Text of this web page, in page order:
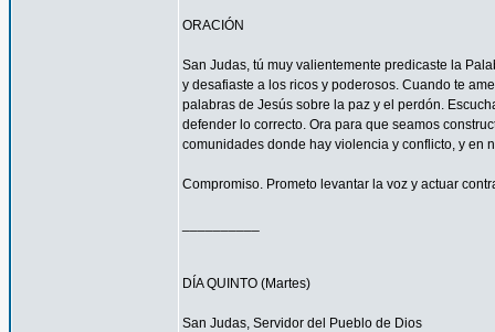
ORACIÓN
San Judas, tú muy valientemente predicaste la
y desafiaste a los ricos y poderosos. Cuando te
palabras de Jesús sobre la paz y el perdón.
defender lo correcto. Ora para que seamos
comunidades donde hay violencia y conflicto, y en
Compromiso. Prometo levantar la voz y actuar
DÍA QUINTO (Martes)
San Judas, Servidor del Pueblo de Dios